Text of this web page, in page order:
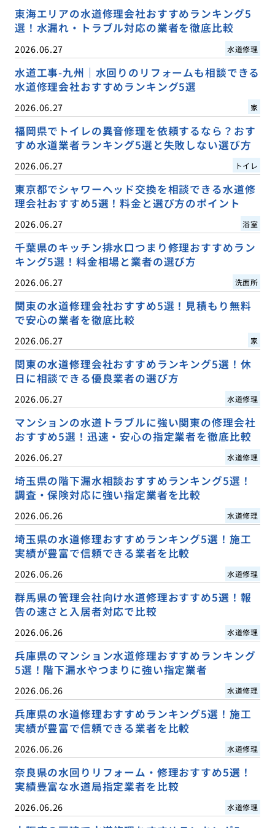
東海エリアの水道修理会社おすすめランキング5
選！水漏れ・トラブル対応の業者を徹底比較
2026.06.27 水道修理
水道工事-九州｜水回りのリフォームも相談できる
水道修理会社おすすめランキング5選
2026.06.27 家
福岡県でトイレの異音修理を依頼するなら？おす
すめ水道業者ランキング5選と失敗しない選び方
2026.06.27 トイレ
東京都でシャワーヘッド交換を相談できる水道修
理会社おすすめ5選！料金と選び方のポイント
2026.06.27 浴室
千葉県のキッチン排水口つまり修理おすすめラン
キング5選！料金相場と業者の選び方
2026.06.27 洗面所
関東の水道修理会社おすすめ5選！見積もり無料
で安心の業者を徹底比較
2026.06.27 家
関東の水道修理会社おすすめランキング5選！休
日に相談できる優良業者の選び方
2026.06.27 水道修理
マンションの水道トラブルに強い関東の修理会社
おすすめ5選！迅速・安心の指定業者を徹底比較
2026.06.27 水道修理
埼玉県の階下漏水相談おすすめランキング5選！
調査・保険対応に強い指定業者を比較
2026.06.26 水道修理
埼玉県の水道修理おすすめランキング5選！施工
実績が豊富で信頼できる業者を比較
2026.06.26 水道修理
群馬県の管理会社向け水道修理おすすめ5選！報
告の速さと入居者対応で比較
2026.06.26 水道修理
兵庫県のマンション水道修理おすすめランキング
5選！階下漏水やつまりに強い指定業者
2026.06.26 水道修理
兵庫県の水道修理おすすめランキング5選！施工
実績が豊富で信頼できる業者を比較
2026.06.26 水道修理
奈良県の水回りリフォーム・修理おすすめ5選！
実績豊富な水道局指定業者を比較
2026.06.26 水道修理